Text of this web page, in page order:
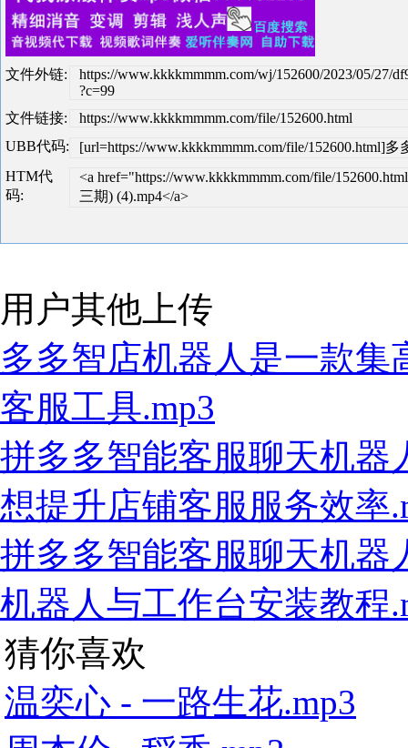
文件外链:
https://www.kkkkmmmm.com/wj/152600/2023/05/27/
?c=99
文件链接:
https://www.kkkkmmmm.com/file/152600.html
UBB代码:
[url=https://www.kkkkmmmm.com/file/152600.html]
HTM代
码:
<a href="https://www.kkkkmmmm.com/file/
三期) (4).mp4</a>
用户其他上传
多多智店机器人是一款
客服工具.mp3
拼多多智能客服聊天机器
想提升店铺客服服务效率
拼多多智能客服聊天机器
机器人与工作台安装教程
猜你喜欢
温奕心 - 一路生花.mp3